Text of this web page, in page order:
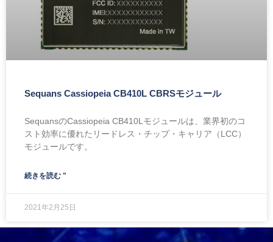
Sequans Cassiopeia CB410L CBRSモジュール
SequansのCassiopeia CB410Lモジュールは、業界初のコ
スト効率に優れたリードレス・チップ・キャリア（LCC）
モジュールです。
続きを読む "
2021年2月25日